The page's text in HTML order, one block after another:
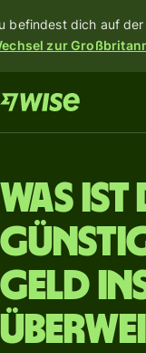
befindest dich auf
zur
Was ist
Geld